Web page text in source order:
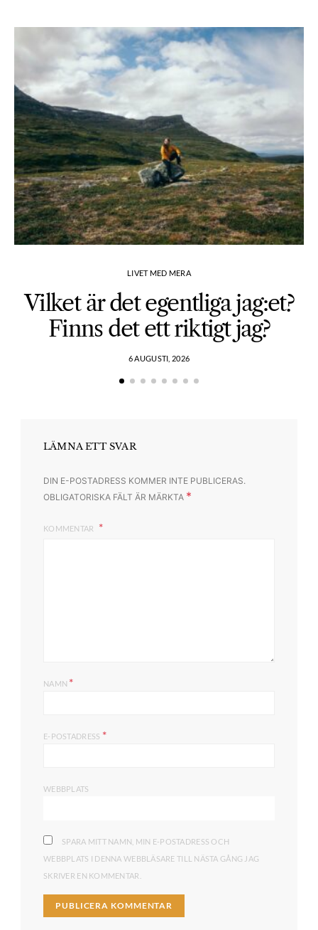
LIVET MED MERA
Vilket är det egentliga jag:et?
Finns det ett riktigt jag?
6 AUGUSTI, 2026
LÄMNA ETT SVAR
DIN E-POSTADRESS KOMMER INTE PUBLICERAS.
OBLIGATORISKA FÄLT ÄR MÄRKTA *
KOMMENTAR
NAMN *
E-POSTADRESS *
WEBBPLATS
SPARA MITT NAMN, MIN E-POSTADRESS OCH
WEBBPLATS I DENNA WEBBLÄSARE TILL NÄSTA GÅNG JAG
SKRIVER EN KOMMENTAR.